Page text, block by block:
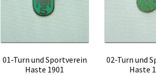
01-Turn und Sportverein
Haste 1901
02-Turn und
Haste